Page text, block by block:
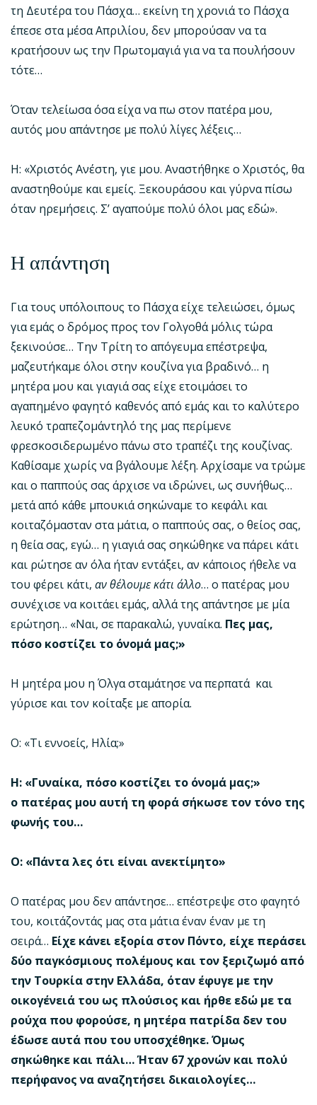
τη Δευτέρα του Πάσχα… εκείνη τη χρονιά το Πάσχα
έπεσε στα μέσα Απριλίου, δεν μπορούσαν να τα
κρατήσουν ως την Πρωτομαγιά για να τα πουλήσουν
τότε…
Όταν τελείωσα όσα είχα να πω στον πατέρα μου,
αυτός μου απάντησε με πολύ λίγες λέξεις…
Η: «Χριστός Ανέστη, γιε μου. Αναστήθηκε ο Χριστός, θα
αναστηθούμε και εμείς. Ξεκουράσου και γύρνα πίσω
όταν ηρεμήσεις. Σ’ αγαπούμε πολύ όλοι μας εδώ».
Η απάντηση
Για τους υπόλοιπους το Πάσχα είχε τελειώσει, όμως
για εμάς ο δρόμος προς τον Γολγοθά μόλις τώρα
ξεκινούσε… Την Τρίτη το απόγευμα επέστρεψα,
μαζευτήκαμε όλοι στην κουζίνα για βραδινό… η
μητέρα μου και γιαγιά σας είχε ετοιμάσει το
αγαπημένο φαγητό καθενός από εμάς και το καλύτερο
λευκό τραπεζομάντηλό της μας περίμενε
φρεσκοσιδερωμένο πάνω στο τραπέζι της κουζίνας.
Καθίσαμε χωρίς να βγάλουμε λέξη. Αρχίσαμε να τρώμε
και ο παππούς σας άρχισε να ιδρώνει, ως συνήθως…
μετά από κάθε μπουκιά σηκώναμε το κεφάλι και
κοιταζόμασταν στα μάτια, ο παππούς σας, ο θείος σας,
η θεία σας, εγώ… η γιαγιά σας σηκώθηκε να πάρει κάτι
και ρώτησε αν όλα ήταν εντάξει, αν κάποιος ήθελε να
του φέρει κάτι, αν θέλουμε κάτι άλλο… ο πατέρας μου
συνέχισε να κοιτάει εμάς, αλλά της απάντησε με μία
ερώτηση… «Ναι, σε παρακαλώ, γυναίκα. Πες μας,
πόσο κοστίζει το όνομά μας;»
Η μητέρα μου η Όλγα σταμάτησε να περπατά και
γύρισε και τον κοίταξε με απορία.
Ο: «Τι εννοείς, Ηλία;»
Η: «Γυναίκα, πόσο κοστίζει το όνομά μας;»
ο πατέρας μου αυτή τη φορά σήκωσε τον τόνο της
φωνής του…
Ο: «Πάντα λες ότι είναι ανεκτίμητο»
Ο πατέρας μου δεν απάντησε… επέστρεψε στο φαγητό
του, κοιτάζοντάς μας στα μάτια έναν έναν με τη
σειρά… Είχε κάνει εξορία στον Πόντο, είχε περάσει
δύο παγκόσμιους πολέμους και τον ξεριζωμό από
την Τουρκία στην Ελλάδα, όταν έφυγε με την
οικογένειά του ως πλούσιος και ήρθε εδώ με τα
ρούχα που φορούσε, η μητέρα πατρίδα δεν του
έδωσε αυτά που του υποσχέθηκε. Όμως
σηκώθηκε και πάλι… Ήταν 67 χρονών και πολύ
περήφανος να αναζητήσει δικαιολογίες…